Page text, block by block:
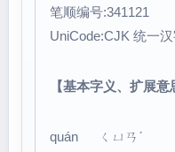
笔顺编号
UniCode:CJK 统一
【基本字义、扩展意
quán ㄑㄩㄢˊ